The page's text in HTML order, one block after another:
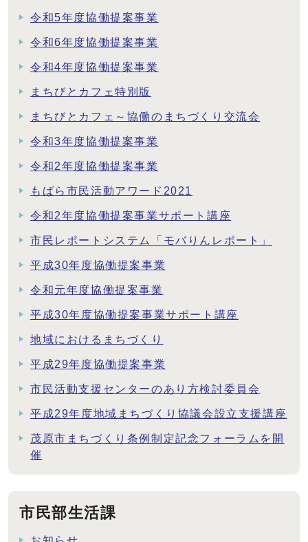
令和5年度協働提案事業
令和6年度協働提案事業
令和4年度協働提案事業
まちびとカフェ特別版
まちびとカフェ～協働のまちづくり交流会
令和3年度協働提案事業
令和2年度協働提案事業
もばら市民活動アワード2021
令和2年度協働提案事業サポート講座
市民レポートシステム「モバりんレポート」
平成30年度協働提案事業
令和元年度協働提案事業
平成30年度協働提案事業サポート講座
地域におけるまちづくり
平成29年度協働提案事業
市民活動支援センターのあり方検討委員会
平成29年度地域まちづくり協議会設立支援講座
茂原市まちづくり条例制定記念フォーラムを開
催
市民部生活課